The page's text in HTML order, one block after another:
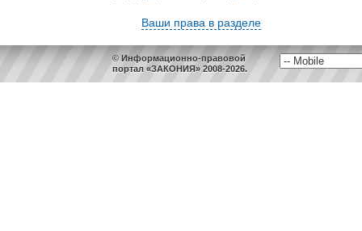
Ваши права в разделе
© Информационно-правовой
портал «ЗАКОНИЯ» 2008-2026.